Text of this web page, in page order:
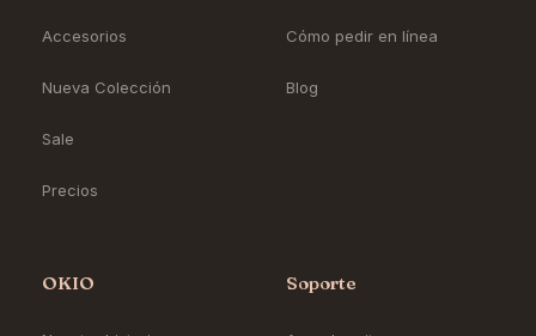
Accesorios
Nueva Colección
Sale
Precios
Cómo pedir en línea
Blog
OKIO Soporte